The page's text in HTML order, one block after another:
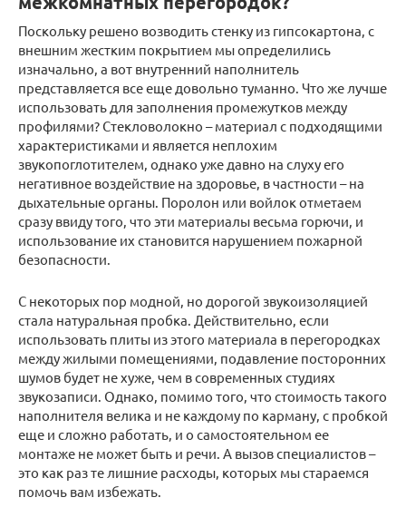
Поскольку решено возводить стенку из гипсокартона, с
внешним жестким покрытием мы определились
изначально, а вот внутренний наполнитель
представляется все еще довольно туманно. Что же лучше
использовать для заполнения промежутков между
профилями? Стекловолокно – материал с подходящими
характеристиками и является неплохим
звукопоглотителем, однако уже давно на слуху его
негативное воздействие на здоровье, в частности – на
дыхательные органы. Поролон или войлок отметаем
сразу ввиду того, что эти материалы весьма горючи, и
использование их становится нарушением пожарной
безопасности.
С некоторых пор модной, но дорогой звукоизоляцией
стала натуральная пробка. Действительно, если
использовать плиты из этого материала в перегородках
между жилыми помещениями, подавление посторонних
шумов будет не хуже, чем в современных студиях
звукозаписи. Однако, помимо того, что стоимость такого
наполнителя велика и не каждому по карману, с пробкой
еще и сложно работать, и о самостоятельном ее
монтаже не может быть и речи. А вызов специалистов –
это как раз те лишние расходы, которых мы стараемся
помочь вам избежать.